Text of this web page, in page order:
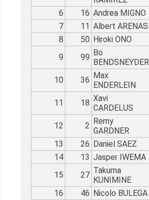
6
16 Andrea MIGNO
7
11 Albert ARENAS
8
50 Hiroki ONO
9
99 Bo
BENDSNEYDER
10 36 Max
ENDERLEIN
11 18 Xavi
CARDELUS
12 2 Remy
GARDNER
13
26 Daniel SAEZ
14
13 Jasper IWEMA
15
27 Takuma
KUNIMINE
16
46 Nicolo BULEGA